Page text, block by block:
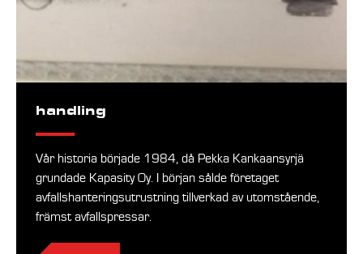
handling
Vår historia började 1984, då Pekka Kankaansyrjä
grundade Kapasity Oy. I början sålde företaget
avfallshanteringsutrustning tillverkad av utomstående,
främst avfallspressar.